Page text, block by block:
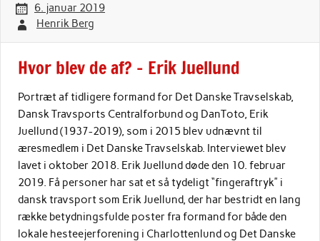
6. januar 2019
Henrik Berg
Hvor blev de af? – Erik Juellund
Portræt af tidligere formand for Det Danske Travselskab,
Dansk Travsports Centralforbund og DanToto, Erik
Juellund (1937-2019), som i 2015 blev udnævnt til
æresmedlem i Det Danske Travselskab. Interviewet blev
lavet i oktober 2018. Erik Juellund døde den 10. februar
2019. Få personer har sat et så tydeligt “fingeraftryk” i
dansk travsport som Erik Juellund, der har bestridt en lang
række betydningsfulde poster fra formand for både den
lokale hesteejerforening i Charlottenlund og Det Danske